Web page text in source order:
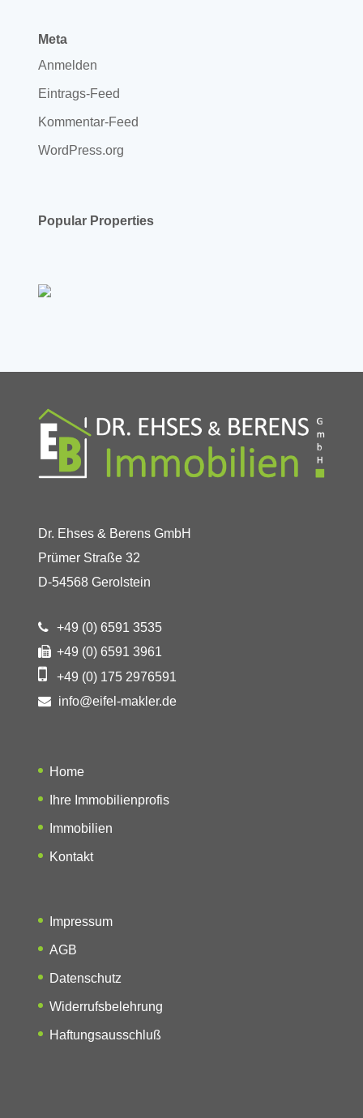
Meta
Anmelden
Eintrags-Feed
Kommentar-Feed
WordPress.org
Popular Properties
Dr. Ehses & Berens GmbH
Prümer Straße 32
D-54568 Gerolstein
+49 (0) 6591 3535
+49 (0) 6591 3961
+49 (0) 175 2976591
info@eifel-makler.de
Home
Ihre Immobilienprofis
Immobilien
Kontakt
Impressum
AGB
Datenschutz
Widerrufsbelehrung
Haftungsausschluß